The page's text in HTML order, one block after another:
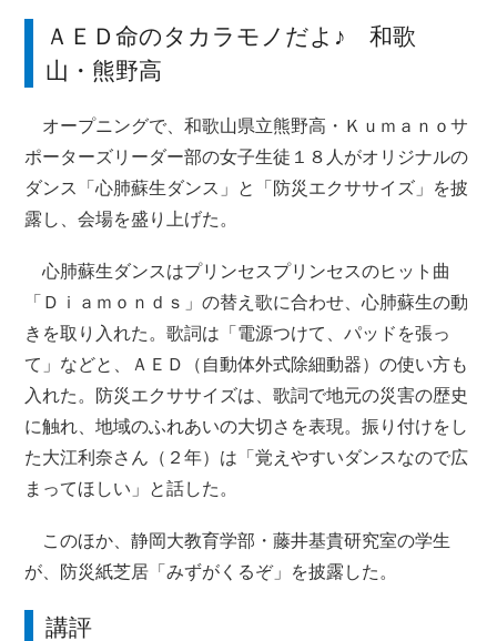
ＡＥＤ命のタカラモノだよ♪ 和歌
山・熊野高
オープニングで、和歌山県立熊野高・Ｋｕｍａｎｏサ
ポーターズリーダー部の女子生徒１８人がオリジナルの
ダンス「心肺蘇生ダンス」と「防災エクササイズ」を披
露し、会場を盛り上げた。
心肺蘇生ダンスはプリンセスプリンセスのヒット曲
「Ｄｉａｍｏｎｄｓ」の替え歌に合わせ、心肺蘇生の動
きを取り入れた。歌詞は「電源つけて、パッドを張っ
て」などと、ＡＥＤ（自動体外式除細動器）の使い方も
入れた。防災エクササイズは、歌詞で地元の災害の歴史
に触れ、地域のふれあいの大切さを表現。振り付けをし
た大江利奈さん（２年）は「覚えやすいダンスなので広
まってほしい」と話した。
このほか、静岡大教育学部・藤井基貴研究室の学生
が、防災紙芝居「みずがくるぞ」を披露した。
講評